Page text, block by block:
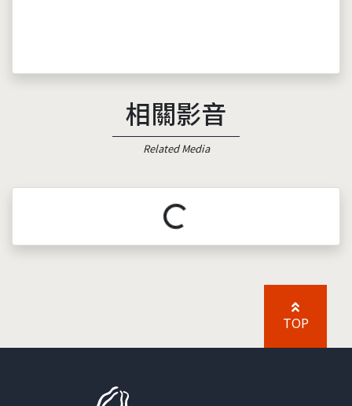
相關影音
Related Media
載入中...
TOP